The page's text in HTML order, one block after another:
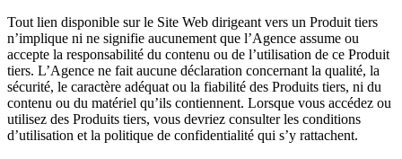
Tout lien disponible sur le Site Web dirigeant vers un Produit tiers
n’implique ni ne signifie aucunement que l’Agence assume ou
accepte la responsabilité du contenu ou de l’utilisation de ce Produit
tiers. L’Agence ne fait aucune déclaration concernant la qualité, la
sécurité, le caractère adéquat ou la fiabilité des Produits tiers, ni du
contenu ou du matériel qu’ils contiennent. Lorsque vous accédez ou
utilisez des Produits tiers, vous devriez consulter les conditions
d’utilisation et la politique de confidentialité qui s’y rattachent.